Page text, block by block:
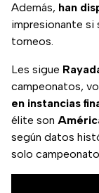
Además, han
impresionante si
torneos.
Les sigue
campeonatos,
en instancias
élite son
según datos
solo